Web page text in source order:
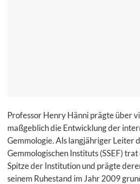
Professor Henry Hänni prägte über
maßgeblich die Entwicklung der
Gemmologie. Als langjähriger Leiter
Gemmologischen Instituts (SSEF)
Spitze der Institution und prägte
seinem Ruhestand im Jahr 2009